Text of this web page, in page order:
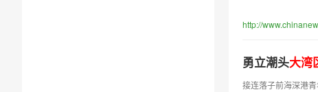
http://
勇立潮头大湾
接连落子前海深